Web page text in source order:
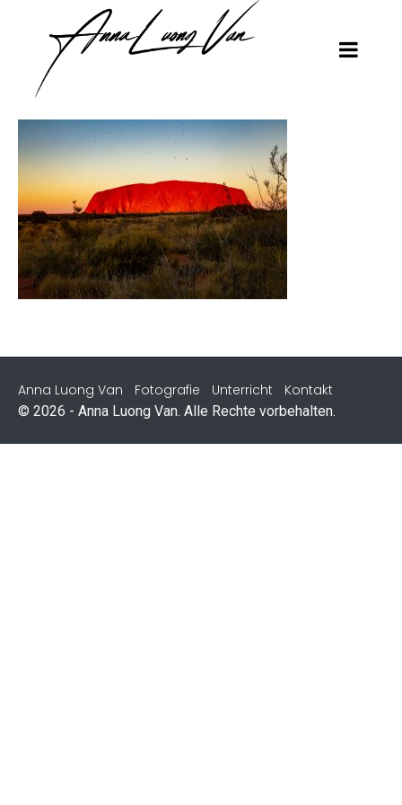
Anna Luong Van Fotografie Unterricht Kontakt
© 2026 - Anna Luong Van. Alle Rechte vorbehalten.